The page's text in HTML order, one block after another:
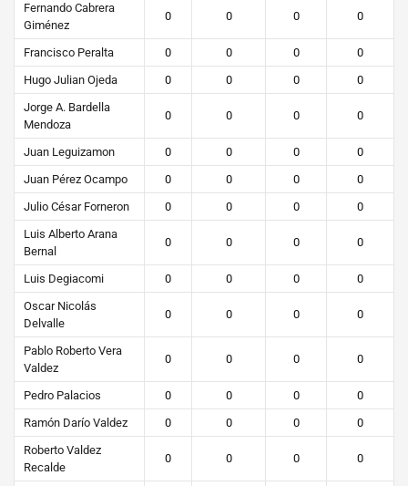
Fernando Cabrera
Giménez
0 0 0 0
Francisco Peralta 0 0 0
0
Hugo Julian Ojeda
0 0 0
0
Jorge A. Bardella
Mendoza
0 0 0 0
Juan Leguizamon 0 0 0
0
Juan Pérez Ocampo
0 0 0
0
Julio César Forneron
0 0 0
0
Luis Alberto Arana
Bernal
0 0 0 0
Luis Degiacomi 0 0 0
0
Oscar Nicolás
Delvalle
0 0 0 0
Pablo Roberto Vera
Valdez
0 0 0 0
Pedro Palacios 0 0 0
0
Ramón Darío Valdez
0 0 0
0
Roberto Valdez
Recalde
0 0 0 0